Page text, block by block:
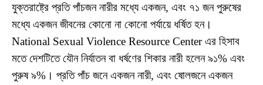
যুক্তরাষ্ট্রে প্রতি পাঁচজন নারীর মধ্যে একজন, এবং ৭১ জন পুরুষের
মধ্যে একজন জীবনের কোনো না কোনো পর্যায়ে ধর্ষিত হন।
National Sexual Violence Resource Center এর হিসাব
মতে দেশটিতে যৌন নির্যাতন বা ধর্ষণের শিকার নারী হলেন ৯১% এবং
পুরুষ ৯%। প্রতি পাঁচ জনে একজন নারী, এবং ষোলজনে একজন